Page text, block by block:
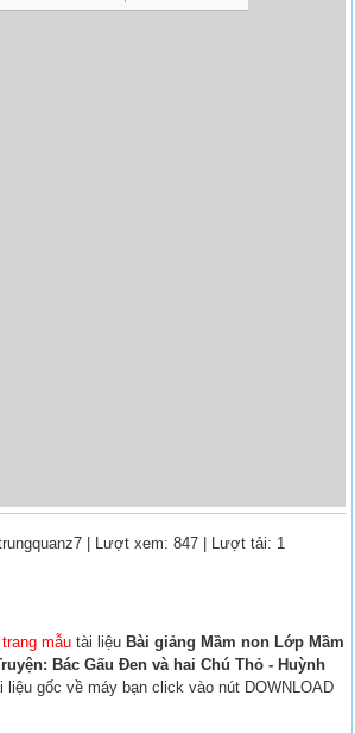
| Lượt xem: 847 | Lượt tải: 1
mẫu tài liệu Bài giảng Mầm non Lớp Mầm
Bác Gấu Đen và hai Chú Thỏ - Huỳnh
liệu gốc về máy bạn click vào nút DOWNLOAD